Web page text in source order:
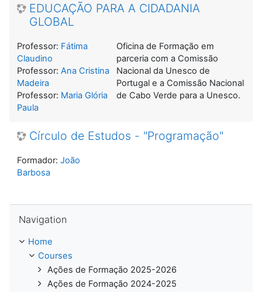
EDUCAÇÃO PARA A CIDADANIA
GLOBAL
Oficina de Formação em
parceria com a Comissão
Nacional da Unesco de
Portugal e a Comissão Nacional
de Cabo Verde para a Unesco.
Professor: Fátima
Claudino
Professor: Ana Cristina
Madeira
Professor: Maria Glória
Paula
Círculo de Estudos - "Programação"
Formador: João
Barbosa
Navigation
Home
Courses
Ações de Formação 2025-2026
Ações de Formação 2024-2025